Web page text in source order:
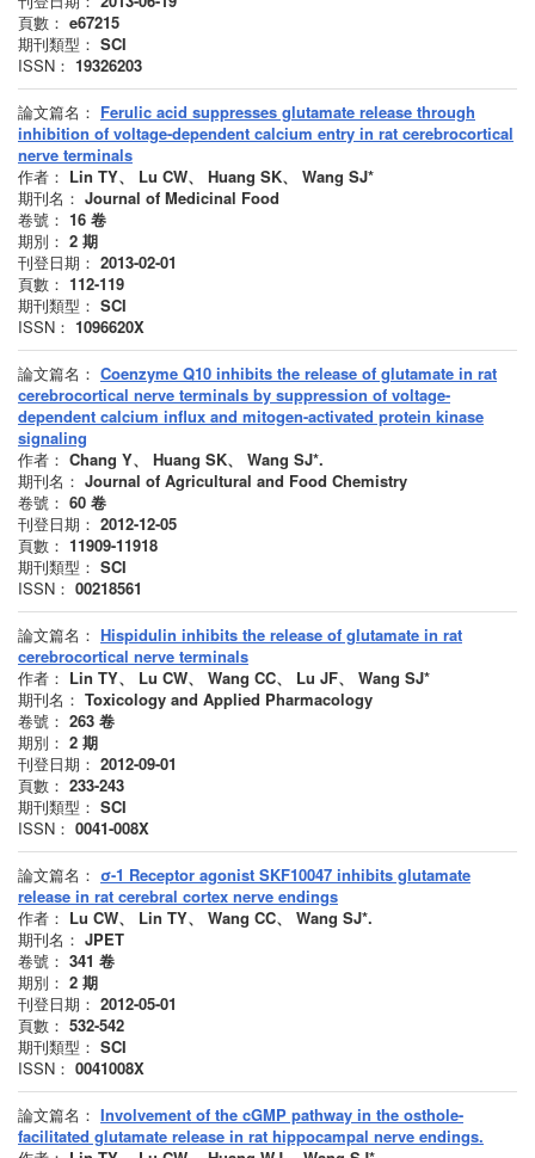
頁數： e67215
期刊類型： SCI
ISSN： 19326203
論文篇名： Ferulic acid suppresses glutamate release through
inhibition of voltage-dependent calcium entry in rat cerebrocortical
nerve terminals
作者： Lin TY、 Lu CW、 Huang SK、 Wang SJ*
期刊名： Journal of Medicinal Food
卷號： 16 卷
期別： 2 期
刊登日期： 2013-02-01
頁數： 112-119
期刊類型： SCI
ISSN： 1096620X
論文篇名： Coenzyme Q10 inhibits the release of glutamate in rat
cerebrocortical nerve terminals by suppression of voltage-
dependent calcium influx and mitogen-activated protein kinase
signaling
作者： Chang Y、 Huang SK、 Wang SJ*.
期刊名： Journal of Agricultural and Food Chemistry
卷號： 60 卷
刊登日期： 2012-12-05
頁數： 11909-11918
期刊類型： SCI
ISSN： 00218561
論文篇名： Hispidulin inhibits the release of glutamate in rat
cerebrocortical nerve terminals
作者： Lin TY、 Lu CW、 Wang CC、 Lu JF、 Wang SJ*
期刊名： Toxicology and Applied Pharmacology
卷號： 263 卷
期別： 2 期
刊登日期： 2012-09-01
頁數： 233-243
期刊類型： SCI
ISSN： 0041-008X
論文篇名： σ-1 Receptor agonist SKF10047 inhibits glutamate
release in rat cerebral cortex nerve endings
作者： Lu CW、 Lin TY、 Wang CC、 Wang SJ*.
期刊名： JPET
卷號： 341 卷
期別： 2 期
刊登日期： 2012-05-01
頁數： 532-542
期刊類型： SCI
ISSN： 0041008X
論文篇名： Involvement of the cGMP pathway in the osthole-
facilitated glutamate release in rat hippocampal nerve endings.